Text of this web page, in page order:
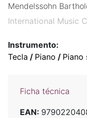
Mendelssohn
International Music
Instrumento:
Tecla / Piano / Piano
Ficha técnica
EAN: